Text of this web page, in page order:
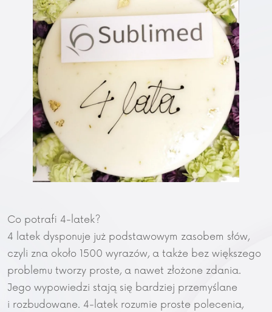
Co potrafi 4-latek?
4 latek dysponuje już podstawowym zasobem słów,
czyli zna około 1500 wyrazów, a także bez większego
problemu tworzy proste, a nawet złożone zdania.
Jego wypowiedzi stają się bardziej przemyślane
i rozbudowane. 4-latek rozumie proste polecenia,